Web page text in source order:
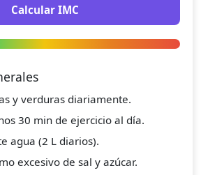
Calcular IMC
y verduras diariamente.
30 min de ejercicio al día.
agua (2 L diarios).
excesivo de sal y azúcar.